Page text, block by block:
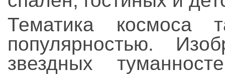
Тематика космоса
популярностью.
звездных